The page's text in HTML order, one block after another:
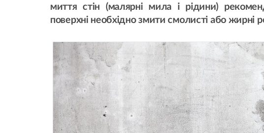
миття стін (малярні мила і рідини)
поверхні необхідно змити смолисті або